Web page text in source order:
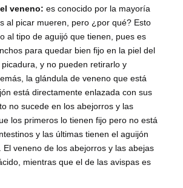
veneno: es conocido por la mayoría
al picar mueren, pero ¿por qué? Esto
al tipo de aguijó que tienen, pues es
para quedar bien fijo en la piel del
y no pueden retirarlo y
la glándula de veneno que está
está directamente enlazada con sus
no sucede en los abejorros y las
los primeros lo tienen fijo pero no está
y las últimas tienen el aguijón
El veneno de los abejorros y las abejas
mientras que el de las avispas es